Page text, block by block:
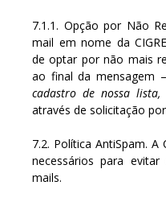
7.1.1. Opção por Não
mail em nome da
de optar por não mais
ao final da mensagem
cadastro de nossa lista,
através de solicitação
7.2. Política AntiSpam. A
necessários para
mails.